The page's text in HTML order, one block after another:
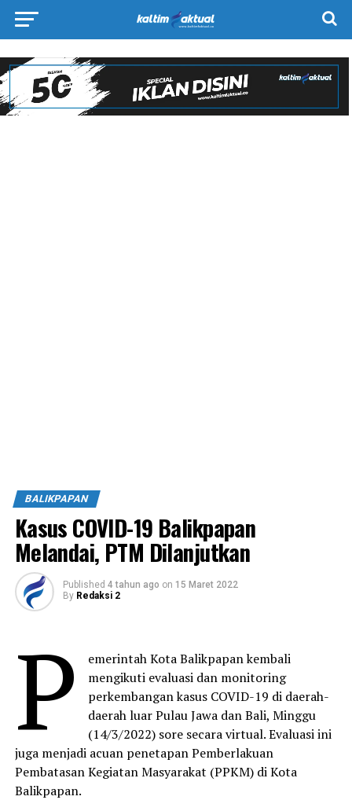
BALIKPAPAN
Kasus COVID-19 Balikpapan
Melandai, PTM Dilanjutkan
Published 4 tahun ago on 15 Maret 2022
By Redaksi 2
P
emerintah Kota Balikpapan kembali
mengikuti evaluasi dan monitoring
perkembangan kasus COVID-19 di daerah-
daerah luar Pulau Jawa dan Bali, Minggu
(14/3/2022) sore secara virtual. Evaluasi ini
juga menjadi acuan penetapan Pemberlakuan
Pembatasan Kegiatan Masyarakat (PPKM) di Kota
Balikpapan.